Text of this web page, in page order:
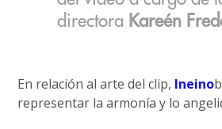
directora Kareén
En relación al arte del clip, Ineino
representar la armonía y lo